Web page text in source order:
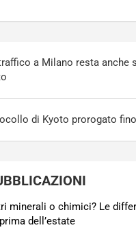
a Milano resta anche
di Kyoto prorogato
minerali o chimici? Le
dell’estate